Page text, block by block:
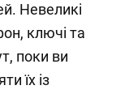
Невеликі
ключі та
поки ви
їх із